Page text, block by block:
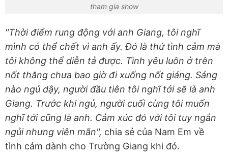
tham gia show
"Thời điểm rung động với anh Giang, tôi nghĩ
mình có thể chết vì anh ấy. Đó là thứ tình cảm mà
tôi không thể diễn tả được. Tình yêu luôn ở trên
nốt thăng chưa bao giờ đi xuống nốt giáng. Sáng
nào ngủ dậy, người đầu tiên tôi nghĩ tới sẽ là anh
Giang. Trước khi ngủ, người cuối cùng tôi muốn
nghĩ tới cũng là anh. Cảm xúc đó với tôi tuy ngắn
ngủi nhưng viên mãn", chia sẻ của Nam Em về
tình cảm dành cho Trường Giang khi đó.